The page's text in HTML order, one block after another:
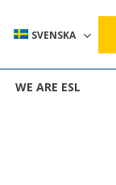
SVENSKA
WE ARE ESL